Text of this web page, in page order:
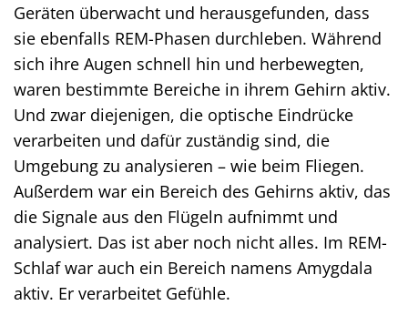
Geräten überwacht und herausgefunden, dass
sie ebenfalls REM-Phasen durchleben. Während
sich ihre Augen schnell hin und herbewegten,
waren bestimmte Bereiche in ihrem Gehirn aktiv.
Und zwar diejenigen, die optische Eindrücke
verarbeiten und dafür zuständig sind, die
Umgebung zu analysieren – wie beim Fliegen.
Außerdem war ein Bereich des Gehirns aktiv, das
die Signale aus den Flügeln aufnimmt und
analysiert. Das ist aber noch nicht alles. Im REM-
Schlaf war auch ein Bereich namens Amygdala
aktiv. Er verarbeitet Gefühle.